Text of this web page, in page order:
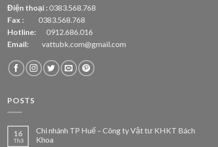
Điện thoại : 0383.568.768
Fax : 0383.568.768
Hotline: 0912.686.016
Email:
vattubk.com@gmail.com
POSTS
16
Th3
Chi nhánh TP Huế – Công ty Vật tư KHKT Bách
Khoa